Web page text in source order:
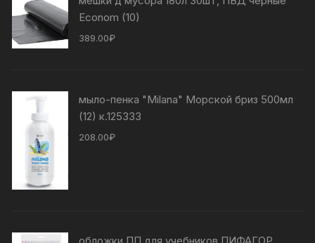
Econom (10)
389.00₽
мыло-пенка "Milana" Морской бриз 500мл
(12) к.125333
208.00₽
обложки ПП для учебников ПИФАГОР,